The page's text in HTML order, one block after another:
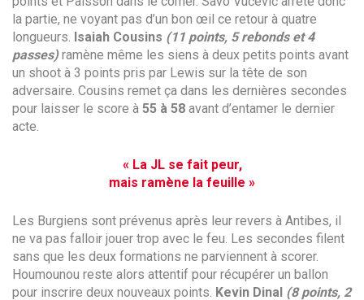
la partie, ne voyant pas d’un bon œil ce retour à quatre
longueurs. Isaiah Cousins (11 points, 5 rebonds et 4
passes)ramène même les siens à deux petits points avant
un shoot à 3 points pris par Lewis sur la tête de son
adversaire. Cousins remet ça dans les dernières secondes
pour laisser le score à 55 à 58 avant d’entamer le dernier
acte.
« La JL se fait peur,
mais ramène la feuille »
Les Burgiens sont prévenus après leur revers à Antibes, il
ne va pas falloir jouer trop avec le feu. Les secondes filent
sans que les deux formations ne parviennent à scorer.
Houmounou reste alors attentif pour récupérer un ballon
pour inscrire deux nouveaux points. Kevin Dinal (8 points, 2